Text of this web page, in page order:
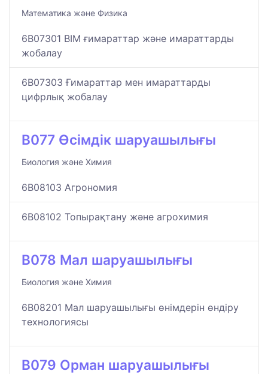
Математика және Физика
6B07301 BIM ғимараттар және имараттарды
жобалау
6B07303 Ғимараттар мен имараттарды
цифрлық жобалау
B077 Өсімдік шаруашылығы
Биология және Химия
6B08103 Агрономия
6B08102 Топырақтану және агрохимия
B078 Мал шаруашылығы
Биология және Химия
6B08201 Мал шаруашылығы өнімдерін өндіру
технологиясы
B079 Орман шаруашылығы